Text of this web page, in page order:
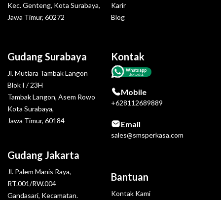
Gudang Surabaya
Jl. Mutiara Tambak Langon
Blok I / 23H
Tambak Langon, Asem Rowo
Kota Surabaya,
Jawa Timur, 60184
Gudang Jakarta
Jl. Palem Manis Raya,
RT.001/RW.004
Gandasari, Kecamatan.
Kec. Genteng, Kota Surabaya,
Jawa Timur, 60272
Kontak
Whatsapp
click to chat
Mobile
+628112689889
Email
sales@smsperkasa.com
Karir
Blog
Bantuan
Kontak Kami